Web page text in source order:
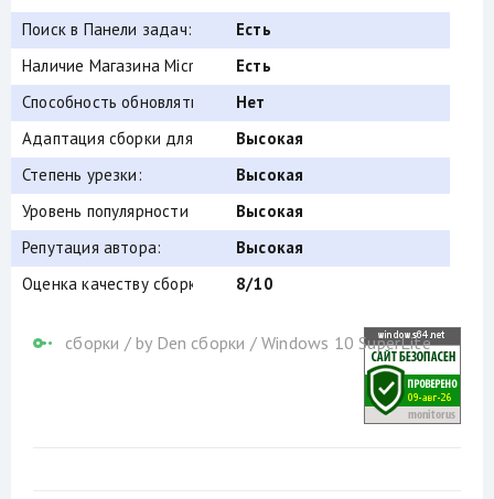
Поиск в Панели задач:
Есть
Наличие Магазина Microsoft Store:
Есть
Способность обновляться (по Windows Update) :
Нет
Адаптация сборки для игр:
Высокая
Степень урезки:
Высокая
Уровень популярности по скачиваниям:
Высокая
Репутация автора:
Высокая
Оценка качеству сборки (от windows64.net):
8/10
сборки / by Den сборки /Windows 10 SuperLite